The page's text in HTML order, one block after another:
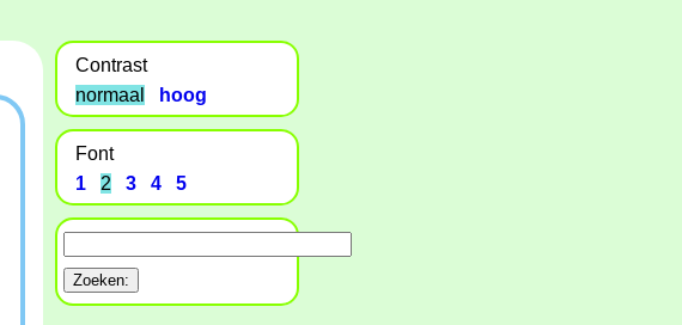
Contrast
normaal
hoog
Font
1
2 3 4 5